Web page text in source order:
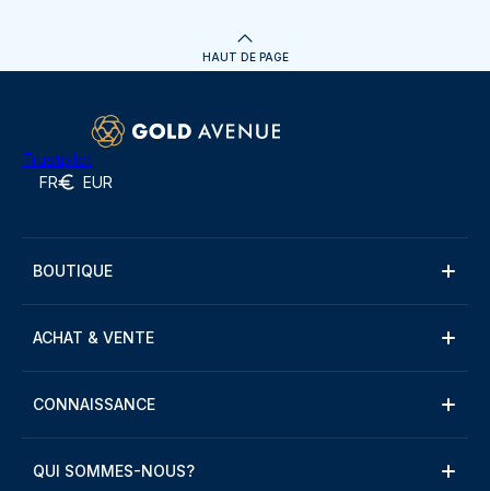
HAUT DE PAGE
Trustpilot
FR EUR
BOUTIQUE
ACHAT & VENTE
CONNAISSANCE
QUI SOMMES-NOUS?